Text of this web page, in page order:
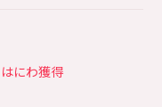
にわ獲得